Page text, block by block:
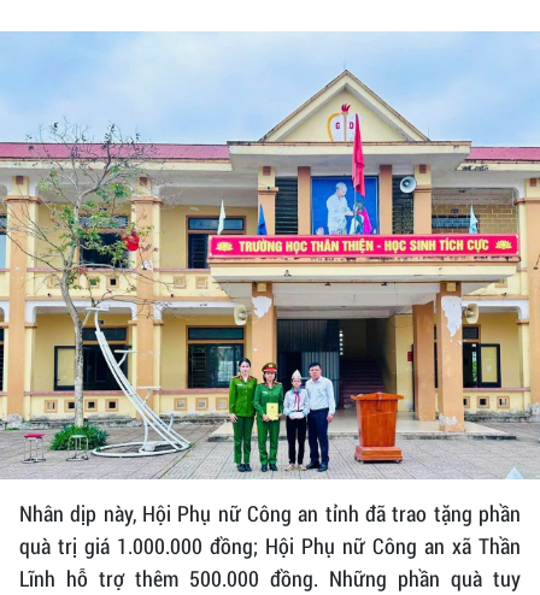
Nhân dịp này, Hội Phụ nữ Công an tỉnh đã trao tặng phần
quà trị giá 1.000.000 đồng; Hội Phụ nữ Công an xã Thần
Lĩnh hỗ trợ thêm 500.000 đồng. Những phần quà tuy